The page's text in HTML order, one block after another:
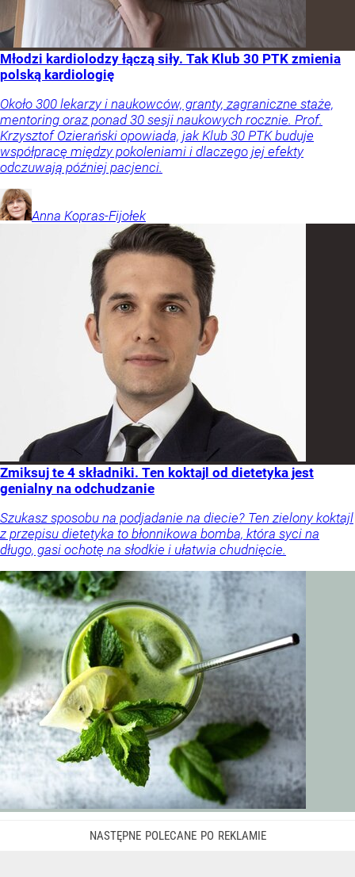
Młodzi kardiolodzy łączą siły. Tak Klub 30 PTK zmienia
polską kardiologię
Około 300 lekarzy i naukowców, granty, zagraniczne staże,
mentoring oraz ponad 30 sesji naukowych rocznie. Prof.
Krzysztof Ozierański opowiada, jak Klub 30 PTK buduje
współpracę między pokoleniami i dlaczego jej efekty
odczuwają później pacjenci.
Anna Kopras-Fijołek
Zmiksuj te 4 składniki. Ten koktajl od dietetyka jest
genialny na odchudzanie
Szukasz sposobu na podjadanie na diecie? Ten zielony koktajl
z przepisu dietetyka to błonnikowa bomba, która syci na
długo, gasi ochotę na słodkie i ułatwia chudnięcie.